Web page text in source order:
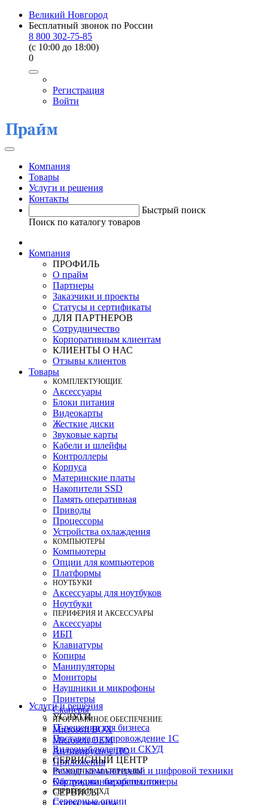
Великий Новгород
Бесплатный звонок по России
8 800 302-75-85
(c 10:00 до 18:00)
0
Регистрация
Войти
Компания
Товары
Услуги и решения
Контакты
Быстрый поиск
Поиск по каталогу товаров
Компания
ПРОФИЛЬ
О прайм
Партнеры
Заказчики и проекты
Статусы и сертификаты
ДЛЯ ПАРТНЕРОВ
Сотрудничество
Корпоративным клиентам
КЛИЕНТЫ О НАС
Отзывы клиентов
Товары
КOМПЛЕКТУЮЩИЕ
Аксессуары
Блоки питания
Видеокарты
Жесткие диски
Звуковые карты
Кабели и шлейфы
Контроллеры
Корпуса
Материнские платы
Накопители SSD
Память оперативная
Приводы
Процессоры
Устройства охлаждения
КОМПЬЮТЕРЫ
Компьютеры
Опции для компьютеров
Платформы
НОУТБУКИ
Аксессуары для ноутбуков
Ноутбуки
ПЕРИФЕРИЯ И АКСЕССУАРЫ
Аксессуары
ИБП
Клавиатуры
Копиры
Манипуляторы
Мониторы
Наушники и микрофоны
Принтеры
Сканеры
ПРОГРАММНОЕ ОБЕСПЕЧЕНИЕ
Microsoft BOX
Microsoft OEM
Антивирусное ПО
Приложения
РАСХОДНЫЕ МАТЕРИАЛЫ
Картриджи, барабаны, тонеры
СЕРВЕРЫ И СХД
Серверные опции
Услуги и решения
УСЛУГИ
IT-решения для бизнеса
Поставка и сопровождение 1C
Видеонаблюдение и СКУД
СЕРВИСНЫЙ ЦЕНТР
Ремонт компьютерной и цифровой техники
Обслуживание оргтехники
СЕРВИСЫ
Статус ремонта